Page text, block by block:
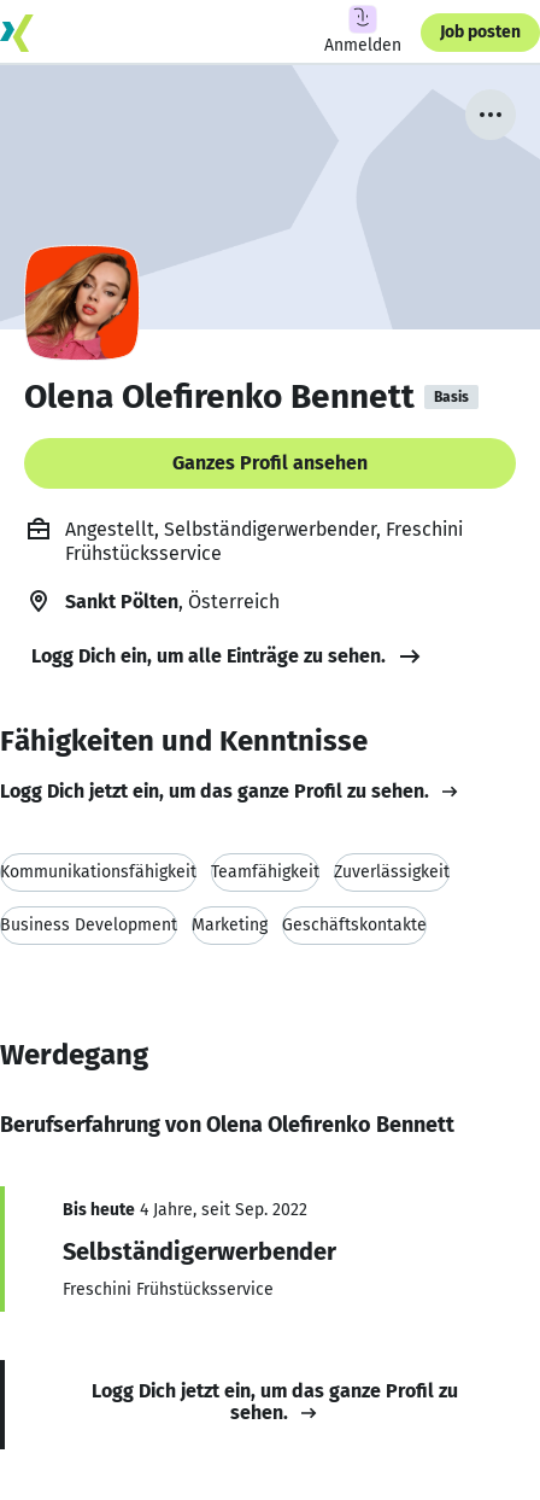
Anmelden
Job posten
Olena Olefirenko Bennett Basis
Ganzes Profil ansehen
Angestellt, Selbständigerwerbender, Freschini
Frühstücksservice
Sankt Pölten, Österreich
Logg Dich ein, um alle Einträge zu sehen.
Fähigkeiten und Kenntnisse
Logg Dich jetzt ein, um das ganze Profil zu sehen.
Kommunikationsfähigkeit Teamfähigkeit Zuverlässigkeit
Business Development Marketing Geschäftskontakte
Werdegang
Berufserfahrung von Olena Olefirenko Bennett
Bis heute 4 Jahre, seit Sep. 2022
Selbständigerwerbender
Freschini Frühstücksservice
Logg Dich jetzt ein, um das ganze Profil zu
sehen.